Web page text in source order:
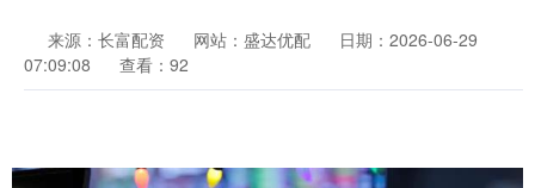
来源：长富配资 网站：盛达优配
日期：2026-06-29
07:09:08
查看：92